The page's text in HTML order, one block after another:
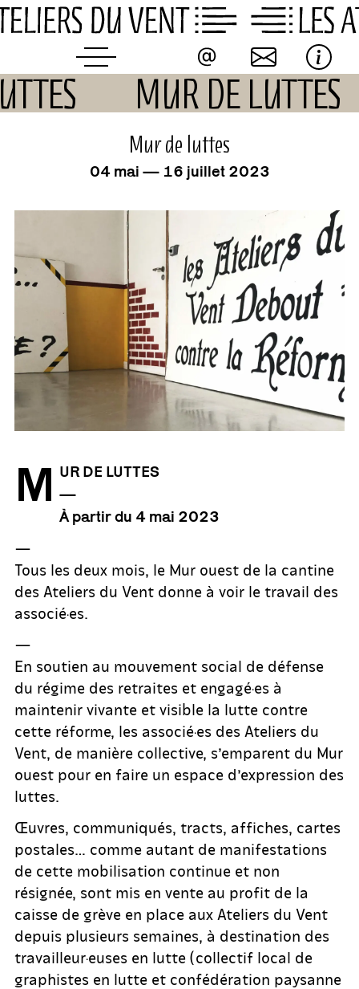
Skip
to
MUR DE LUTTES
événement
Mur de luttes
04 mai — 16 juillet 2023
M UR DE LUTTES
—
À partir du 4 mai 2023
—
Tous les deux mois, le Mur ouest de la cantine
des Ateliers du Vent donne à voir le travail des
associé·es.
—
En soutien au mouvement social de défense
du régime des retraites et engagé·es à
maintenir vivante et visible la lutte contre
cette réforme, les associé·es des Ateliers du
Vent, de manière collective, s’emparent du Mur
ouest pour en faire un espace d’expression des
luttes.
Œuvres, communiqués, tracts, affiches, cartes
postales… comme autant de manifestations
de cette mobilisation continue et non
résignée, sont mis en vente au profit de la
caisse de grève en place aux Ateliers du Vent
depuis plusieurs semaines, à destination des
travailleur·euses en lutte (collectif local de
graphistes en lutte et confédération paysanne